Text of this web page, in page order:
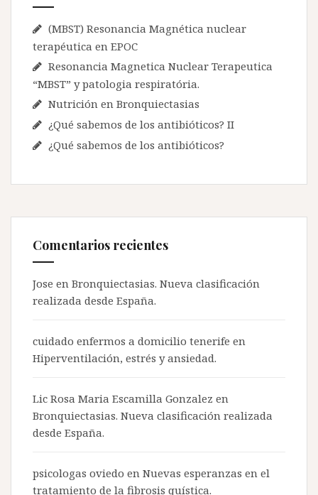
a
(MBST) Resonancia Magnética nuclear
terapéutica en EPOC
Resonancia Magnetica Nuclear Terapeutica
“MBST” y patologia respiratória.
Nutrición en Bronquiectasias
¿Qué sabemos de los antibióticos? II
¿Qué sabemos de los antibióticos?
Comentarios recientes
Jose en Bronquiectasias. Nueva clasificación
realizada desde España.
cuidado enfermos a domicilio tenerife en
Hiperventilación, estrés y ansiedad.
Lic Rosa Maria Escamilla Gonzalez en
Bronquiectasias. Nueva clasificación realizada
desde España.
psicologas oviedo en Nuevas esperanzas en el
tratamiento de la fibrosis quística.